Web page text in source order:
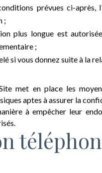
prévues ci-
;
plus longue est
;
si vous donnez suite à la
met en place les
aptes à assurer la
à empêcher leur